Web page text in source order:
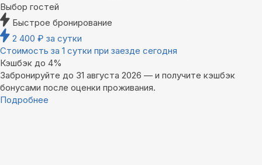
Выбор гостей
Быстрое бронирование
2 400 ₽ за сутки
Стоимость за 1 сутки при заезде сегодня
Кэшбэк до 4%
Забронируйте до 31 августа 2026 — и получите кэшбэк
бонусами после оценки проживания.
Подробнее